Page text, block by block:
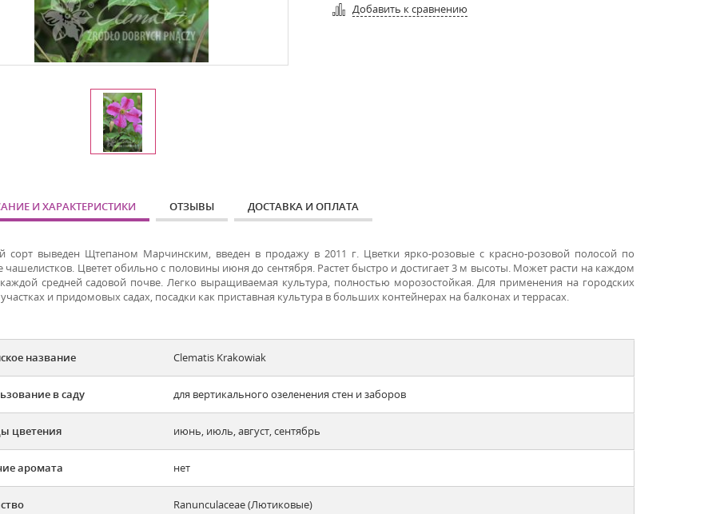
Добавить к сравнению
И ХАРАКТЕРИСТИКИ ОТЗЫВЫ ДОСТАВКА И ОПЛАТА
сорт выведен Щтепаном Марчинским, введен в продажу в 2011 г. Цветки ярко-розовые с красно-розовой полосой по
чашелистков. Цветет обильно с половины июня до сентября. Растет быстро и достигает 3 м высоты. Может расти на каждом
средней садовой почве. Легко выращиваемая культура, полностью морозостойкая. Для применения на городских
и придомовых садах, посадки как приставная культура в больших контейнерах на балконах и террасах.
название Clematis Krakowiak
в саду для вертикального озеленения стен и заборов
цветения июнь, июль, август, сентябрь
аромата нет
Ranunculaceae (Лютиковые)